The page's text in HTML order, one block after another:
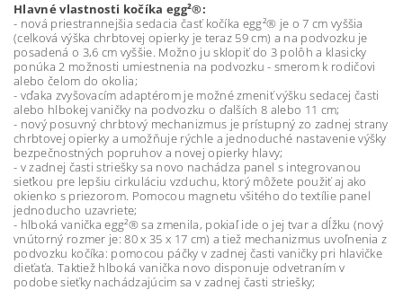
Hlavné vlastnosti kočíka egg²®:
- nová priestrannejšia sedacia časť kočíka egg²® je o 7 cm vyššia
(celková výška chrbtovej opierky je teraz 59 cm) a na podvozku je
posadená o 3,6 cm vyššie. Možno ju sklopiť do 3 polôh a klasicky
ponúka 2 možnosti umiestnenia na podvozku - smerom k rodičovi
alebo čelom do okolia;
- vďaka zvyšovacím adaptérom je možné zmeniť výšku sedacej časti
alebo hlbokej vaničky na podvozku o ďalších 8 alebo 11 cm;
- nový posuvný chrbtový mechanizmus je prístupný zo zadnej strany
chrbtovej opierky a umožňuje rýchle a jednoduché nastavenie výšky
bezpečnostných popruhov a novej opierky hlavy;
- v zadnej časti striešky sa novo nachádza panel s integrovanou
sieťkou pre lepšiu cirkuláciu vzduchu, ktorý môžete použiť aj ako
okienko s priezorom. Pomocou magnetu všitého do textílie panel
jednoducho uzavriete;
- hlboká vanička egg²® sa zmenila, pokiaľ ide o jej tvar a dĺžku (nový
vnútorný rozmer je: 80 x 35 x 17 cm) a tiež mechanizmus uvoľnenia z
podvozku kočíka: pomocou páčky v zadnej časti vaničky pri hlavičke
dieťaťa. Taktiež hlboká vanička novo disponuje odvetraním v
podobe sieťky nachádzajúcim sa v zadnej časti striešky;